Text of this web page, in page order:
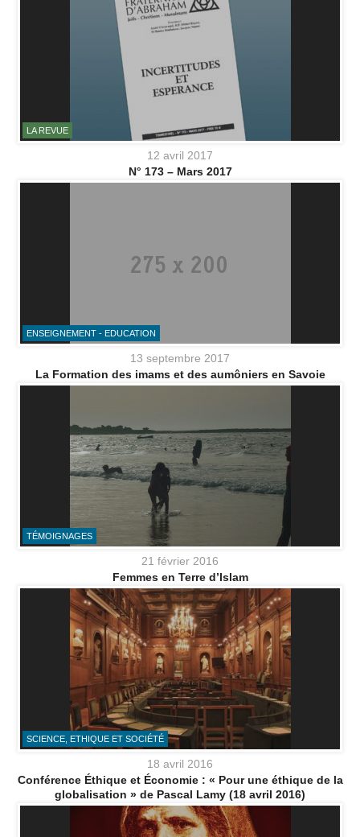
LA REVUE
12 avril 2017
N° 173 – Mars 2017
ENSEIGNEMENT - EDUCATION
13 septembre 2017
La Formation des imams et des aumôniers en Savoie
TÉMOIGNAGES
21 février 2016
Femmes en Terre d’Islam
SCIENCE, ETHIQUE ET SOCIÉTÉ
18 avril 2016
Conférence Éthique et Économie : « Pour une éthique de la
globalisation » de Pascal Lamy (18 avril 2016)